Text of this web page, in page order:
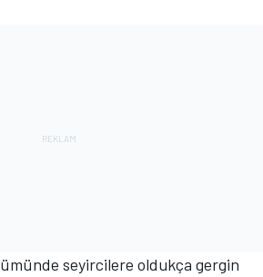
seyircilere oldukça gergin